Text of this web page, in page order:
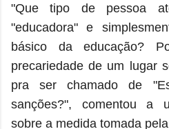
"Que tipo de pessoa
"educadora" e
básico da educação?
precariedade de um lugar
pra ser chamado de
sanções?", comentou a
sobre a medida tomada